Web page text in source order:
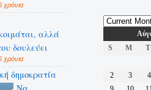
χρόνια
αλλά
δουλεύει
χρόνια
δημοκρατία
Να
S
M T
2
3 4